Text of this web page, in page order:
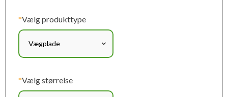
*Vælg produkttype
*Vælg størrelse